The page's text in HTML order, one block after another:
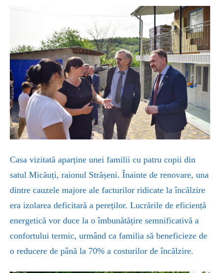
Casa vizitată aparține unei familii cu patru copii din
satul Micăuți, raionul Strășeni. Înainte de renovare, una
dintre cauzele majore ale facturilor ridicate la încălzire
era izolarea deficitară a pereților. Lucrările de eficiență
energetică vor duce la o îmbunătățire semnificativă a
confortului termic, urmând ca familia să beneficieze de
o reducere de până la 70% a costurilor de încălzire.